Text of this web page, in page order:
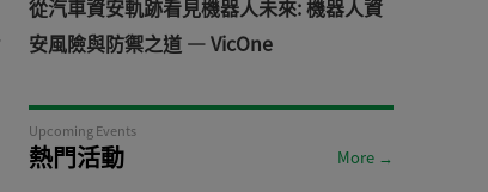
從汽車資安軌跡看見機器人未來: 機器人資
安風險與防禦之道 — VicOne
Upcoming Events
熱門活動 More →